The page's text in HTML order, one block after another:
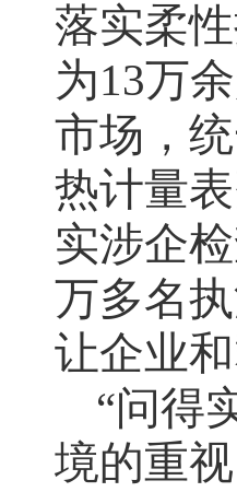
落实柔
为13万
市场，
热计量
实涉企
万多名
让企业
“问得
境的重